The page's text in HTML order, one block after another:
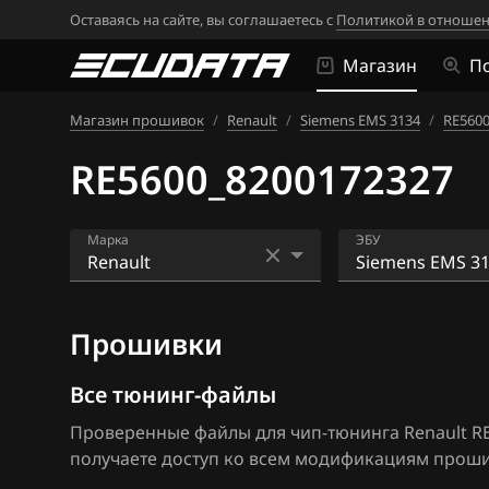
Оставаясь на сайте, вы соглашаетесь с Политикой в
Магазин
Магазин прошивок / Renault / Siemens EMS 3134 / RE5600
RE5600_8200172327
Марка
Alfa Romeo
ATLAS
Audi
ЭБУ
Bosch
Прошивки
Все тюнинг-файлы
Проверенные файлы для чип-тюнинга Renault
получаете доступ ко всем модификациям